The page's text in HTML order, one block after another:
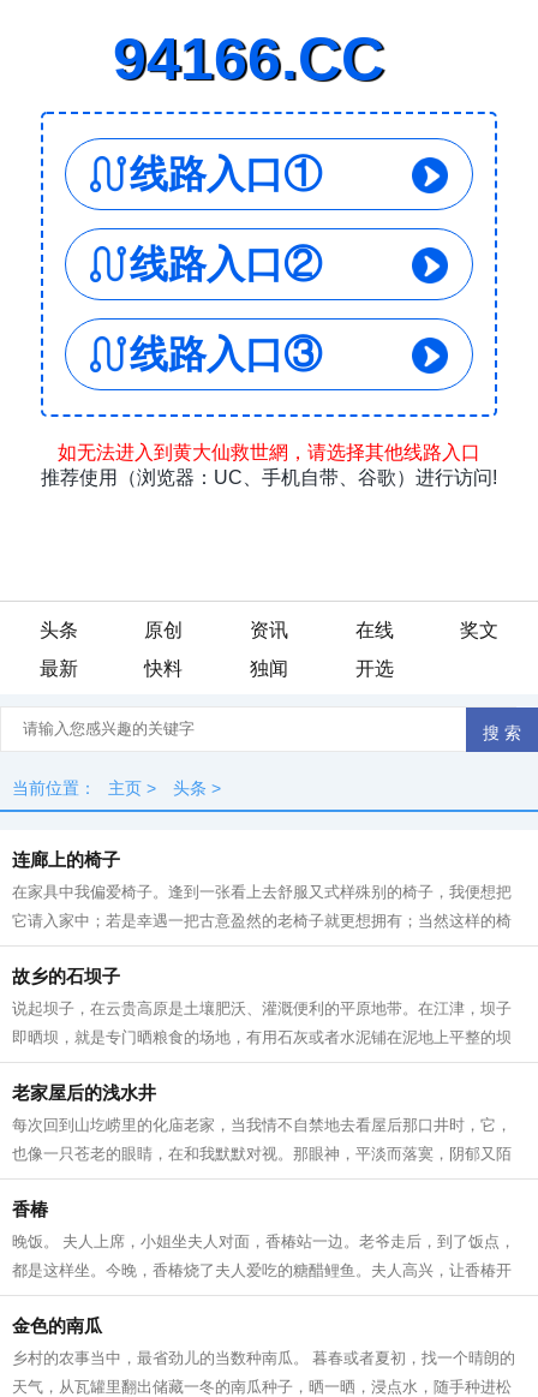
头条 原创 资讯 在线
奖文
最新
快料 独闻 开选
当前位置： 主页 > 头条 >
连廊上的椅子
在家具中我偏爱椅子。逢到一张看上去舒服又式样殊别的椅子，我便想把
它请入家中；若是幸遇一把古意盈然的老椅子就更想拥有；当然这样的椅
子已经不是用来坐的，而是摆放在那里...
故乡的石坝子
说起坝子，在云贵高原是土壤肥沃、灌溉便利的平原地带。在江津，坝子
即晒坝，就是专门晒粮食的场地，有用石灰或者水泥铺在泥地上平整的坝
子，也有天然的晒场。江津多是连绵起...
老家屋后的浅水井
每次回到山圪崂里的化庙老家，当我情不自禁地去看屋后那口井时，它，
也像一只苍老的眼睛，在和我默默对视。那眼神，平淡而落寞，阴郁又陌
生，仿佛我们并不曾相识……而不管我...
香椿
晚饭。 夫人上席，小姐坐夫人对面，香椿站一边。老爷走后，到了饭点，
都是这样坐。今晚，香椿烧了夫人爱吃的糖醋鲤鱼。夫人高兴，让香椿开
了瓶白酒。二两白酒下肚，夫人突然将...
金色的南瓜
乡村的农事当中，最省劲儿的当数种南瓜。 暮春或者夏初，找一个晴朗的
天气，从瓦罐里翻出储藏一冬的南瓜种子，晒一晒，浸点水，随手种进松